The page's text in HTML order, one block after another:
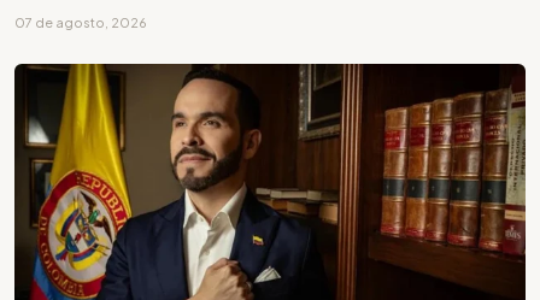
07 de agosto, 2026